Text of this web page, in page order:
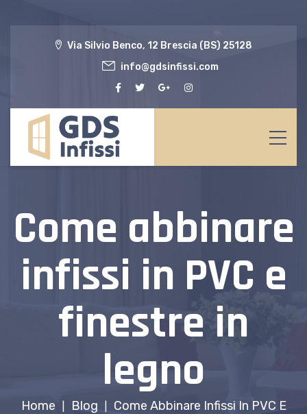
Via Silvio Benco, 12 Brescia (BS) 25128
info@gdsinfissi.com
Come abbinare
infissi in PVC e
finestre in
legno
Home Blog
Come Abbinare Infissi In PVC E